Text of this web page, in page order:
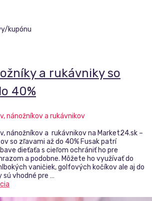
kupónu
a rukávniky so
40%
nánožníkov a rukávnikov
nánožníkov a rukávnikov na Market24.sk –
so zľavami až do 40% Fusak patrí
dieťaťa s cieľom ochrániť ho pre
a podobne. Môžete ho využívať do
vaničiek, golfových kočíkov ale aj do
sú vhodné pre …